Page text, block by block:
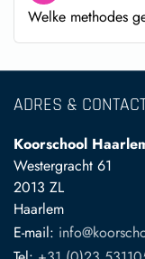
Welke methodes
ADRES &
Koorschool
Westergracht 61
2013 ZL
Haarlem
E-mail: